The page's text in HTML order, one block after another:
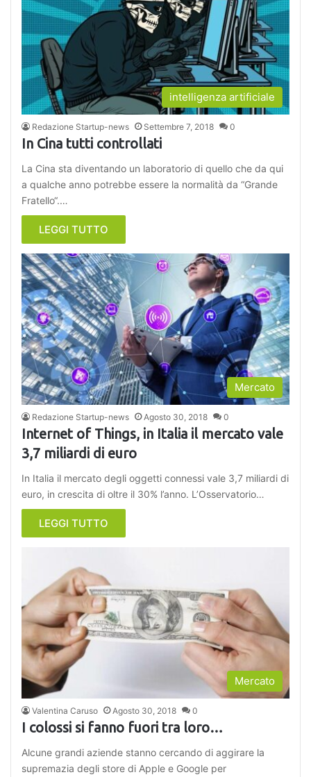
intelligenza artificiale
Redazione Startup-news Settembre 7, 2018 0
In Cina tutti controllati
La Cina sta diventando un laboratorio di quello che da qui
a qualche anno potrebbe essere la normalità da “Grande
Fratello“.…
LEGGI TUTTO
Mercato
Redazione Startup-news Agosto 30, 2018 0
Internet of Things, in Italia il mercato vale
3,7 miliardi di euro
In Italia il mercato degli oggetti connessi vale 3,7 miliardi di
euro, in crescita di oltre il 30% l’anno. L’Osservatorio…
LEGGI TUTTO
Mercato
Valentina Caruso Agosto 30, 2018 0
I colossi si fanno fuori tra loro…
Alcune grandi aziende stanno cercando di aggirare la
supremazia degli store di Apple e Google per